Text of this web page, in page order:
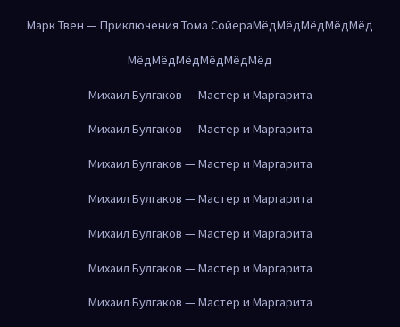
Марк Твен — Приключения Тома СойераМёдМёдМёдМёдМёд
МёдМёдМёдМёдМёдМёд
Михаил Булгаков — Мастер и Маргарита
Михаил Булгаков — Мастер и Маргарита
Михаил Булгаков — Мастер и Маргарита
Михаил Булгаков — Мастер и Маргарита
Михаил Булгаков — Мастер и Маргарита
Михаил Булгаков — Мастер и Маргарита
Михаил Булгаков — Мастер и Маргарита